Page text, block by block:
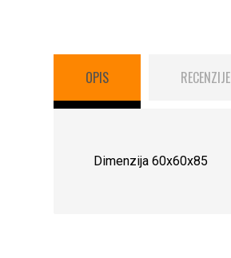
OPIS RECENZIJE
Dimenzija 60x60x85